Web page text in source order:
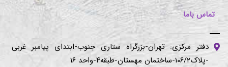
تماس باما
دفتر مرکزی: تهران-بزرگراه ستاری جنوب-ابتدای پیامبر غربی
-پلاک۱۰۶/۲-ساختمان مهستان-طبقه۴-واحد ۱۶